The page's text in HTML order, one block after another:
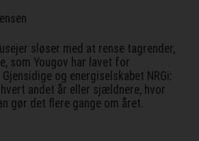
sløser med at rense tagrender,
som Yougov har lavet for
og energiselskabet NRGi:
andet år eller sjældnere, hvor
gør det flere gange om året.